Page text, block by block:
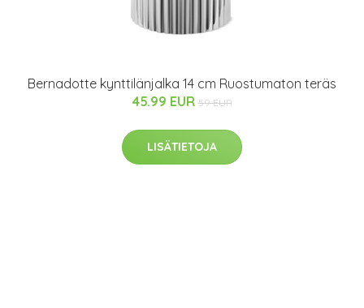
Bernadotte kynttilänjalka 14 cm Ruostumaton teräs
45.99 EUR 59 EUR
LISÄTIETOJA